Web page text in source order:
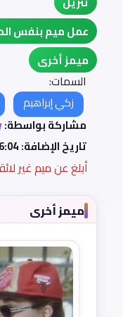
عمل ميم بنفس
ميمز أخرى
السمات:
زكي إبراهيم
مشاركة بواسطة:
تاريخ الإضافة:
أبلغ عن ميم غير
ميمز أخرى